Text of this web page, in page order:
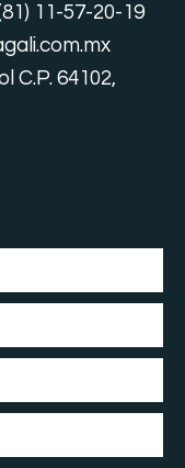
11-57-20-19
C.P. 64102,